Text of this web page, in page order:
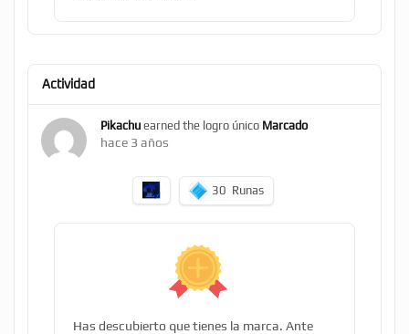
Actividad
Pikachu earned the logro único Marcado
hace 3 años
30 Runas
Has descubierto que tienes la marca. Ante